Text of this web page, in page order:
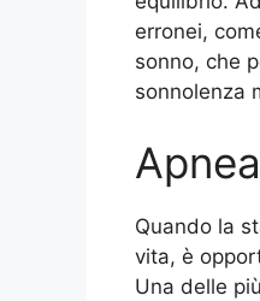
erronei,
sonno, che
sonnolenza
Quando la
vita, è
Una delle